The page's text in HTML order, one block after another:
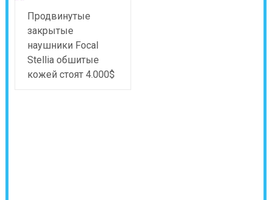
Продвинутые
закрытые
наушники Focal
Stellia обшитые
кожей стоят 4.000$